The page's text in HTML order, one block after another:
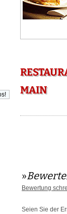
MAIN
»
Bewertung
Seien Sie der